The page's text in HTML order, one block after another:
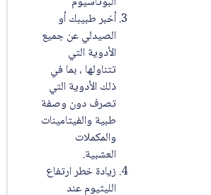
أخبر طبيبك أو
الصيدلي عن جميع
الأدوية التي
تتناولها ، بما في
ذلك الأدوية التي
تصرف دون وصفة
طبية والفيتامينات
والمكملات
العشبية.
زيادة خطر ارتفاع
الليثيوم عند